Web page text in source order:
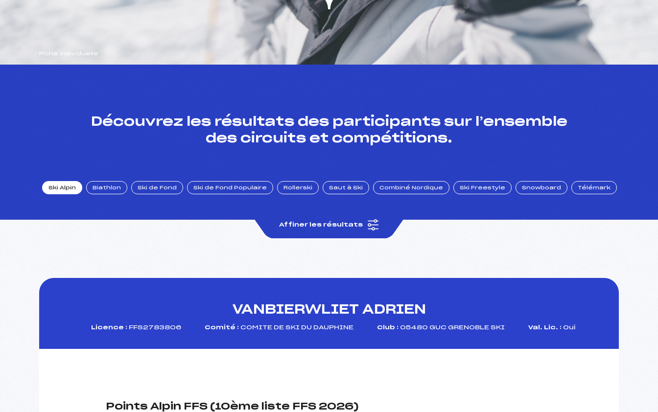
Fiche individuelle
Découvrez les résultats des participants sur l’ensemble
des circuits et compétitions.
Ski Alpin Biathlon Ski de Fond Ski de Fond Populaire Rollerski Saut à Ski Combiné Nordique Ski Freestyle Snowboard Télémark
Affiner les résultats
VANBIERWLIET ADRIEN
Licence : FFS2783806 Comité : COMITE DE SKI DU DAUPHINE Club : 05480 GUC GRENOBLE SKI Val. Lic. : Oui
Points Alpin FFS (10ème liste FFS 2026)